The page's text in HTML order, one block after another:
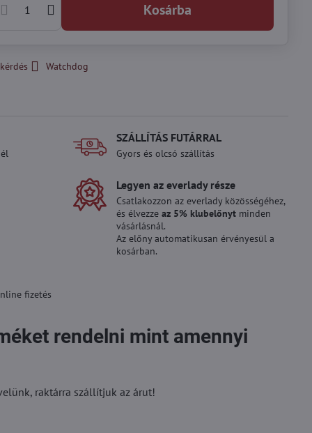
Kosárba
Watchdog
SZÁLLÍTÁS FUTÁRRAL
Gyors és olcsó szállítás
Legyen az everlady része
Csatlakozzon az everlady közösségéhez,
és élvezzeaz 5% klubelőnyt minden
vásárlásnál.
Az előny automatikusan érvényesül a
kosárban.
fizetés
rendelni mint amennyi
raktárra szállítjuk az árut!